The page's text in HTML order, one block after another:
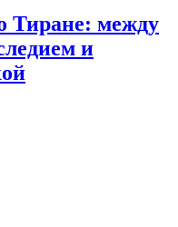
Тиране: между
и